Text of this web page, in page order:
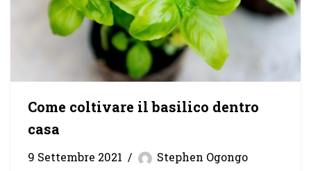
Come coltivare il basilico dentro
casa
9 Settembre 2021 Stephen Ogongo